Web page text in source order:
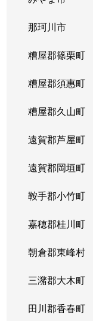
那珂川市
糟屋郡篠栗町
糟屋郡須惠町
糟屋郡久山町
遠賀郡芦屋町
遠賀郡岡垣町
鞍手郡小竹町
嘉穂郡桂川町
朝倉郡東峰村
三潴郡大木町
田川郡香春町